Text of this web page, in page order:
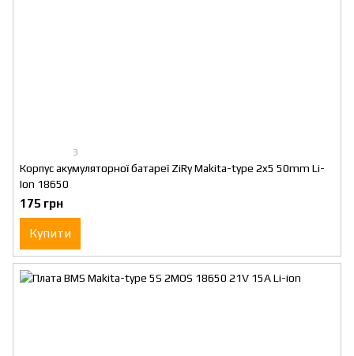
3
Корпус акумуляторної батареї ZiRy Makita-type 2x5 50mm Li-
Ion 18650
175 грн
Купити